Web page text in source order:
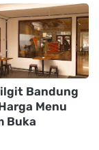
Bandung
Menu
Buka